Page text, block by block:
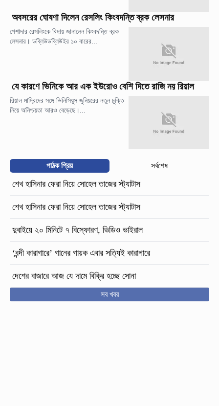
অবসরের ঘোষণা দিলেন রেসলিং কিংবদন্তি ব্রক লেসনার
পেশাদার রেসলিংকে বিদায় জানালেন কিংবদন্তি ব্রক
লেসনার। ডব্লিউডব্লিউইর ১০ বারের...
যে কারণে ভিনিকে আর এক ইউরোও বেশি দিতে রাজি নয় রিয়াল
রিয়াল মাদ্রিদের সঙ্গে ভিনিসিয়ুস জুনিয়রের নতুন চুক্তি
নিয়ে অনিশ্চয়তা আরও বেড়েছে।...
পাঠক প্রিয় সর্বশেষ
শেখ হাসিনার ফেরা নিয়ে সোহেল তাজের স্ট্যাটাস
শেখ হাসিনার ফেরা নিয়ে সোহেল তাজের স্ট্যাটাস
দুবাইয়ে ২০ মিনিটে ৭ বিস্ফোরণ, ভিডিও ভাইরাল
‘বন্দী কারাগারে’ গানের গায়ক এবার সত্যিই কারাগারে
দেশের বাজারে আজ যে দামে বিক্রি হচ্ছে সোনা
সব খবর